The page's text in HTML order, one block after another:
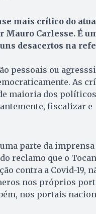
mais crítico do
Mauro Carlesse. É
desacertos na
pessoais ou
As
maioria dos
fiscalizar e
parte da imprensa
reclamo que o
contra a Covid-19,
nos próprios
nos portais